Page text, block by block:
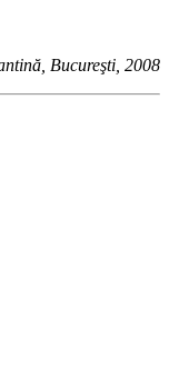
Bucureşti, 2008